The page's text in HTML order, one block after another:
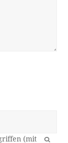
OK